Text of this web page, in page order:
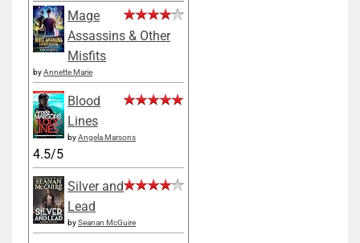
Mage
Assassins & Other
Misfits
byAnnette Marie
Blood
Lines
byAngela Marsons
4.5/5
Silver and
Lead
bySeanan McGuire